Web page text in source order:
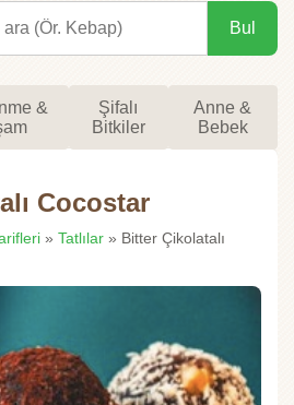
Bul
&
Şifalı
Bitkiler
Anne &
Bebek
Cocostar
» Tatlılar » Bitter Çikolatalı